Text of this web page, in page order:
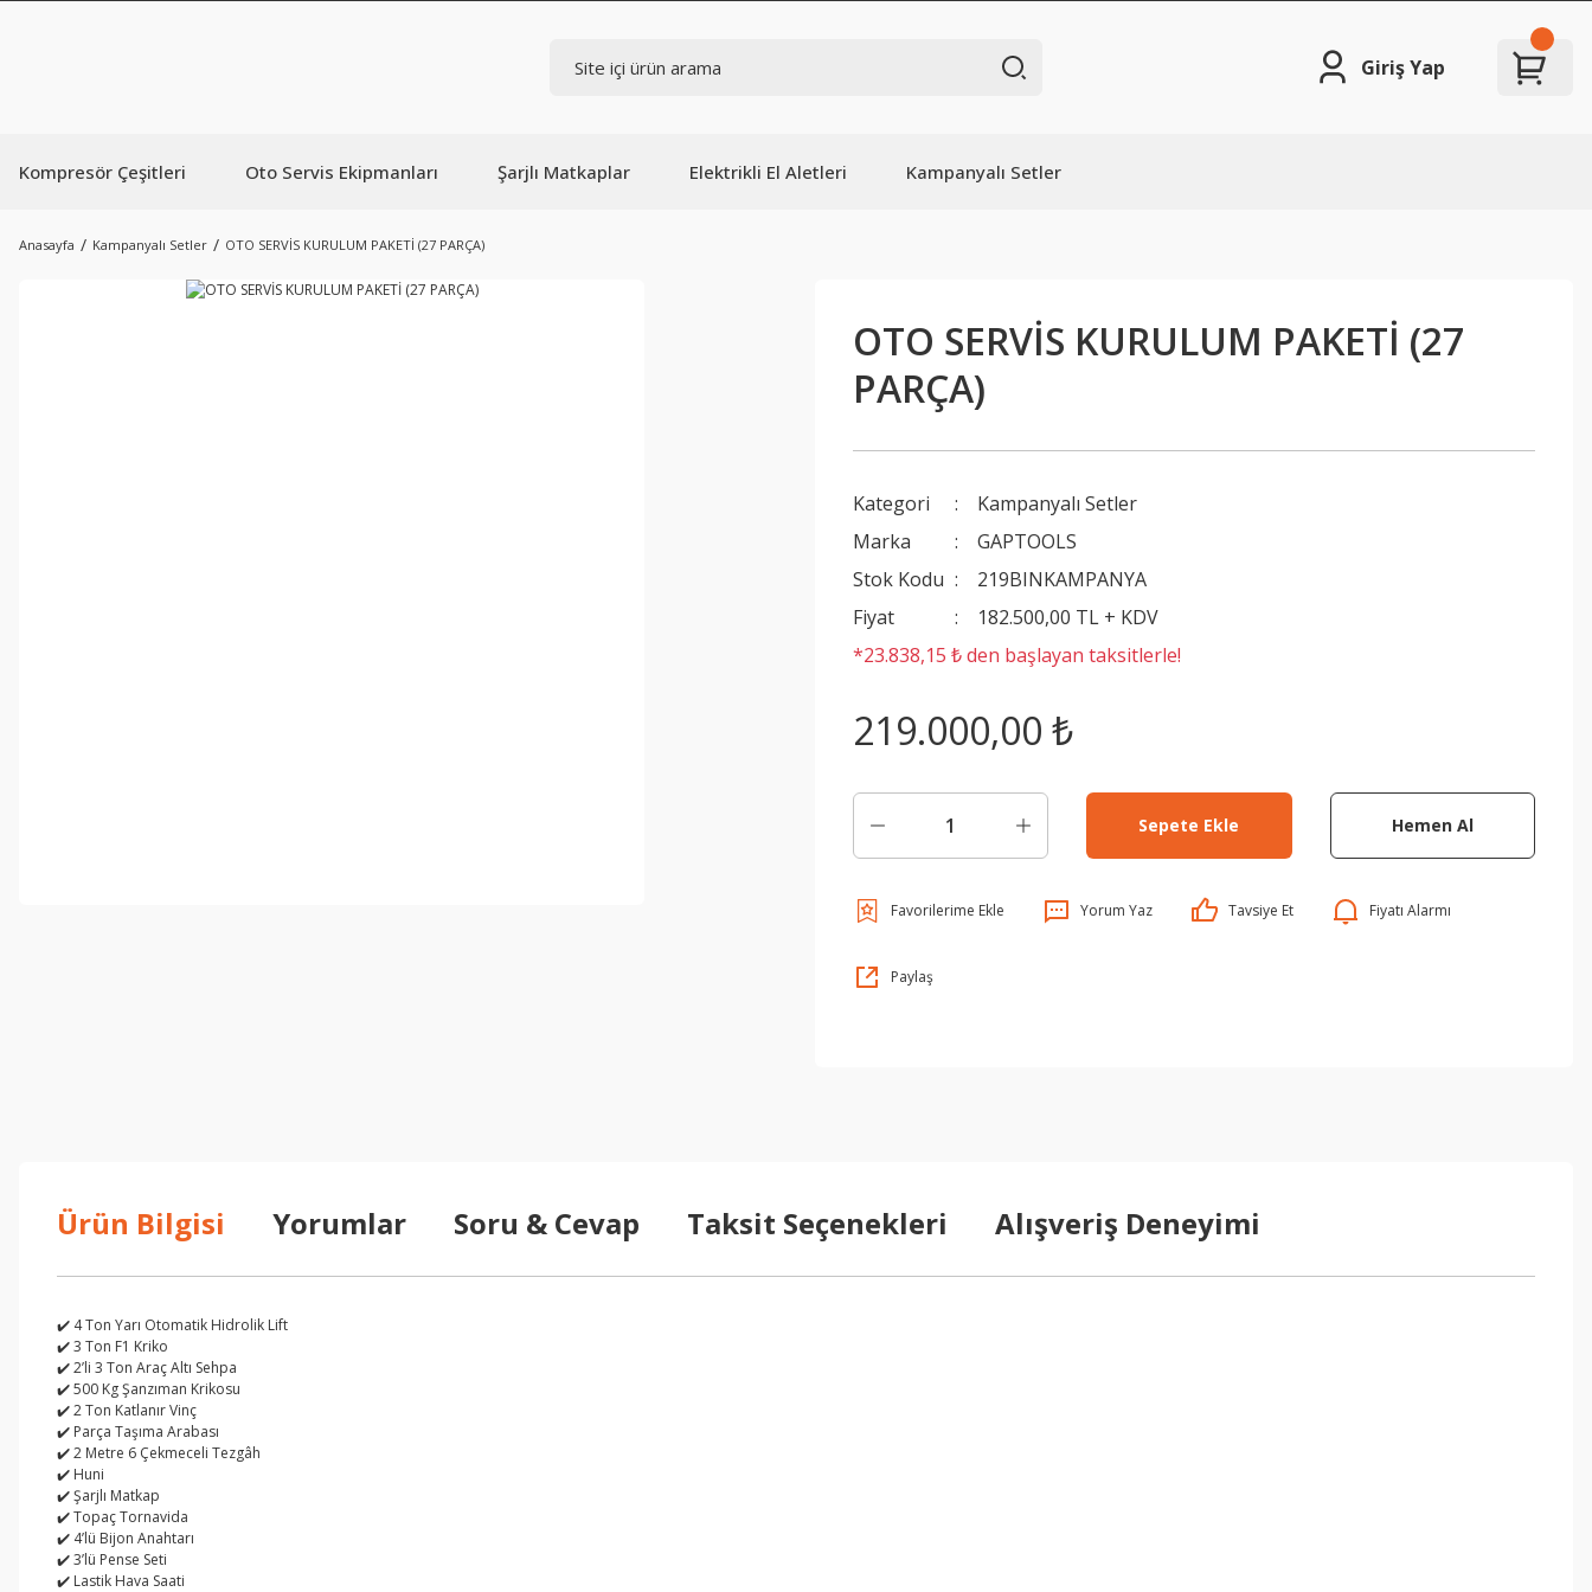
Giriş Yap
Kompresör Çeşitleri Oto Servis Ekipmanları Şarjlı Matkaplar Elektrikli El Aletleri Kampanyalı Setler
Anasayfa Kampanyalı Setler OTO SERVİS KURULUM PAKETİ (27 PARÇA)
OTO SERVİS KURULUM PAKETİ (27
PARÇA)
Kategori
Kampanyalı Setler
Marka
GAPTOOLS
Stok Kodu
219BINKAMPANYA
Fiyat
182.500,00 TL + KDV
*23.838,15 ₺ den başlayan taksitlerle!
219.000,00 ₺
Sepete Ekle Hemen Al
Yorum Yaz Tavsiye Et Fiyatı Alarmı
Paylaş
Ürün Bilgisi Yorumlar Soru & Cevap Taksit Seçenekleri Alışveriş Deneyimi
✔️ 4 Ton Yarı Otomatik Hidrolik Lift
✔️ 3 Ton F1 Kriko
✔️ 2’li 3 Ton Araç Altı Sehpa
✔️ 500 Kg Şanzıman Krikosu
✔️ 2 Ton Katlanır Vinç
✔️ Parça Taşıma Arabası
✔️ 2 Metre 6 Çekmeceli Tezgâh
✔️ Huni
✔️ Şarjlı Matkap
✔️ Topaç Tornavida
✔️ 4’lü Bijon Anahtarı
✔️ 3’lü Pense Seti
✔️ Lastik Hava Saati